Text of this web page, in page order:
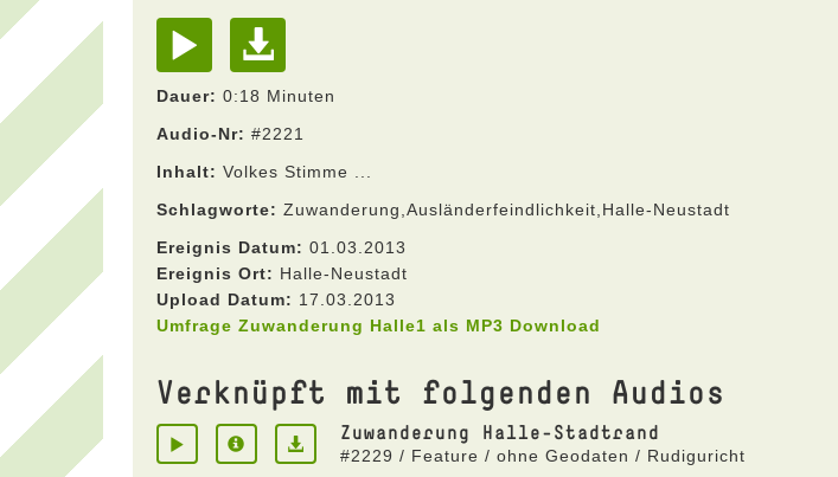
Dauer: 0:18 Minuten
Audio-Nr: #2221
Inhalt: Volkes Stimme ...
Schlagworte: Zuwanderung,Ausländerfeindlichkeit,Halle-Neustadt
Ereignis Datum: 01.03.2013
Ereignis Ort: Halle-Neustadt
Upload Datum: 17.03.2013
Umfrage Zuwanderung Halle1 als MP3 Download
Verknüpft mit folgenden Audios
Zuwanderung Halle-Stadtrand
#2229 / Feature / ohne Geodaten / Rudiguricht